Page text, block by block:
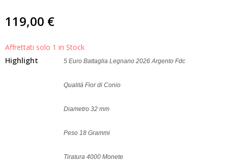
su base
119,00 €
Affrettati solo 1 in Stock
Highlight
5 Euro Battaglia Legnano 2026 Argento Fdc
Qualità Fior di Conio
Diametro 32 mm
Peso 18 Grammi
Tiratura 4000 Monete